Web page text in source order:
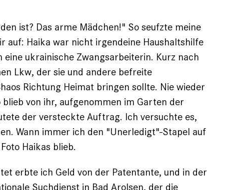
ist? Das arme Mädchen!" So seufzte meine
auf: Haika war nicht irgendeine Haushaltshilfe
ukrainische Zwangsarbeiterin. Kurz nach
Lkw, der sie und andere befreite
Richtung Heimat bringen sollte. Nie wieder
von ihr, aufgenommen im Garten der
der versteckte Auftrag. Ich versuchte es,
Wann immer ich den "Unerledigt"-Stapel auf
Haikas blieb.
erbte ich Geld von der ­Patentante, und in der
Suchdienst in Bad Arolsen, der die